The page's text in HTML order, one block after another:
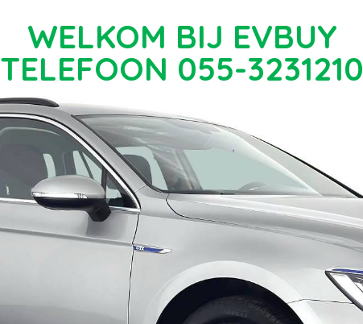
WELKOM BIJ EVBUY
TELEFOON 055-3231210